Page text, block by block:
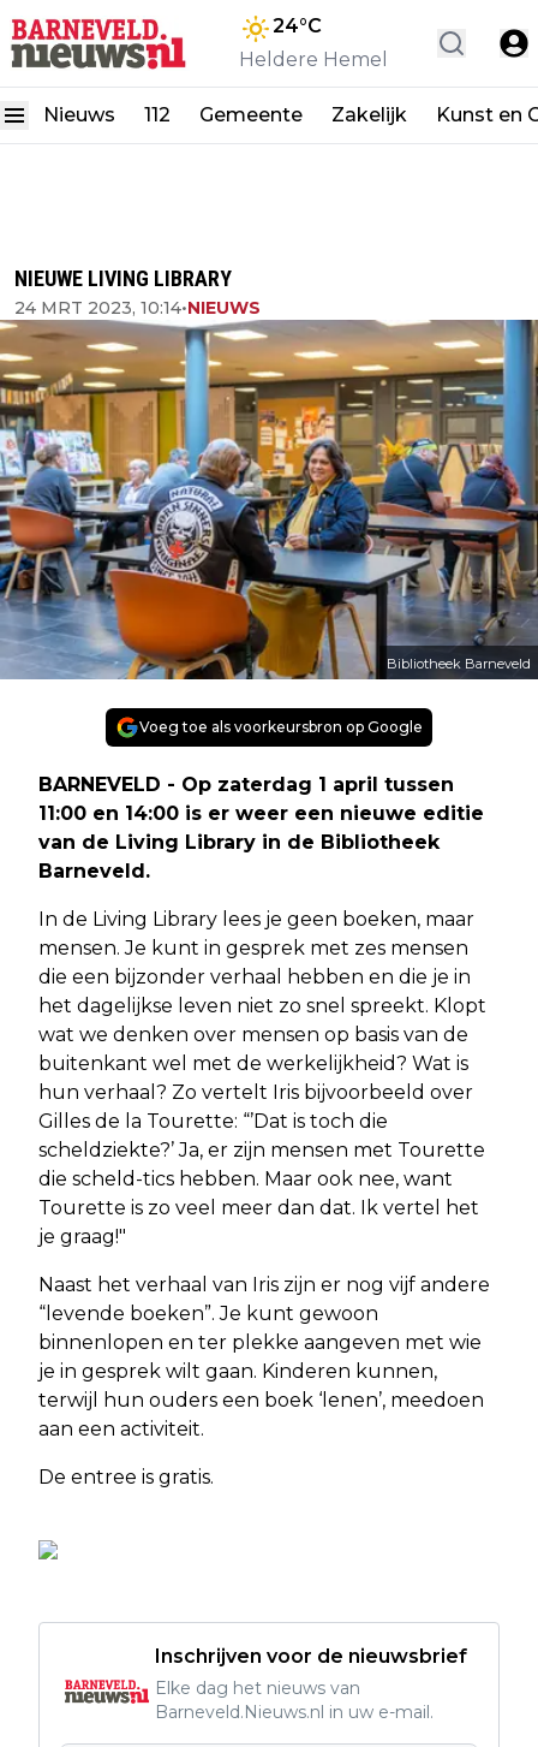
24°C
Heldere Hemel
Nieuws 112 Gemeente Zakelijk Kunst en
NIEUWE LIVING LIBRARY
24 MRT 2023, 10:14•NIEUWS
Bibliotheek Barneveld
Voeg toe als voorkeursbron op Google
BARNEVELD - Op zaterdag 1 april tussen
11:00 en 14:00 is er weer een nieuwe editie
van de Living Library in de Bibliotheek
Barneveld.
In de Living Library lees je geen boeken, maar
mensen. Je kunt in gesprek met zes mensen
die een bijzonder verhaal hebben en die je in
het dagelijkse leven niet zo snel spreekt. Klopt
wat we denken over mensen op basis van de
buitenkant wel met de werkelijkheid? Wat is
hun verhaal? Zo vertelt Iris bijvoorbeeld over
Gilles de la Tourette: “’Dat is toch die
scheldziekte?’ Ja, er zijn mensen met Tourette
die scheld-tics hebben. Maar ook nee, want
Tourette is zo veel meer dan dat. Ik vertel het
je graag!"
Naast het verhaal van Iris zijn er nog vijf andere
“levende boeken”. Je kunt gewoon
binnenlopen en ter plekke aangeven met wie
je in gesprek wilt gaan. Kinderen kunnen,
terwijl hun ouders een boek ‘lenen’, meedoen
aan een activiteit.
De entree is gratis.
Inschrijven voor de nieuwsbrief
Elke dag het nieuws van
Barneveld.Nieuws.nl in uw e-mail.